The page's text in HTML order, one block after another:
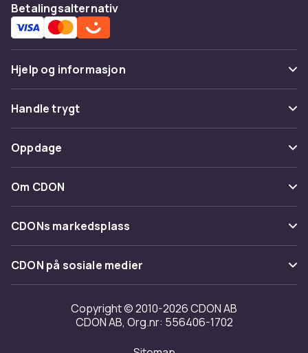
Betalingsalternativ
Hjelp og informasjon
Vanlige spørsmål
Spor pakke
Angre & returner her
Kontakt oss
Handle trygt
Betaling
Levering
Tilbakekallinger
Oppdage
Kategorier
Varemerker
Om CDON
Om oss
Kundeanmeldelser
Jobbe på CDON
Investor relations
Tilgjengelighet
CDONs markedsplass
Merchant Help Center
CDON på sosiale medier
Copyright © 2010-2026 CDON AB
CDON AB, Org.nr: 556406-1702